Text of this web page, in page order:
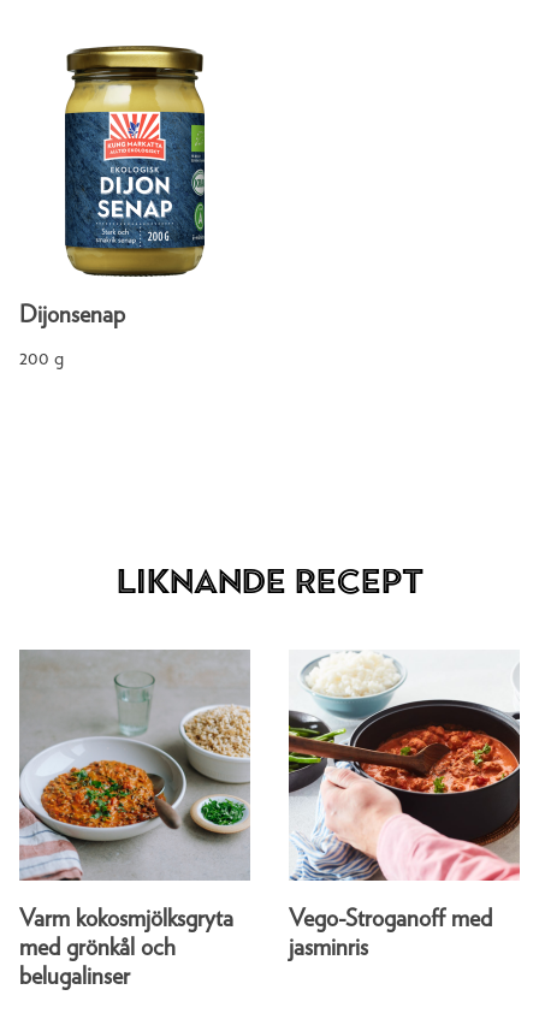
Dijonsenap
200 g
Liknande recept
Varm kokosmjölksgryta
med grönkål och
belugalinser
Vego-Stroganoff med
jasminris